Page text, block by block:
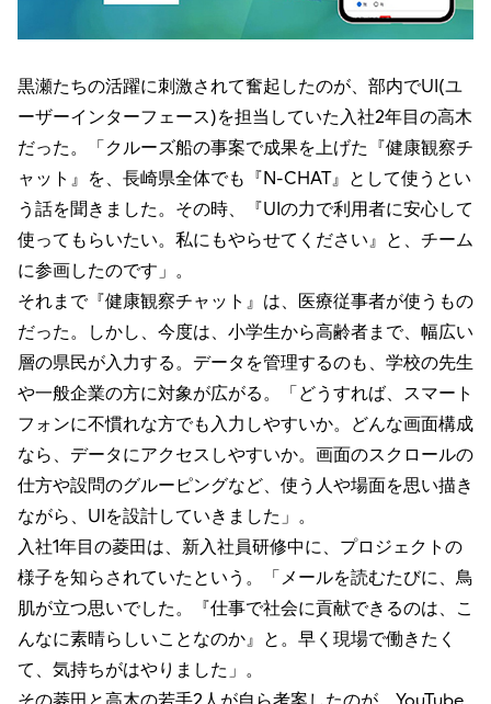
黒瀬たちの活躍に刺激されて奮起したのが、部内でUI(ユ
ーザーインターフェース)を担当していた入社2年目の高木
だった。「クルーズ船の事案で成果を上げた『健康観察チ
ャット』を、長崎県全体でも『N-CHAT』として使うとい
う話を聞きました。その時、『UIの力で利用者に安心して
使ってもらいたい。私にもやらせてください』と、チーム
に参画したのです」。
それまで『健康観察チャット』は、医療従事者が使うもの
だった。しかし、今度は、小学生から高齢者まで、幅広い
層の県民が入力する。データを管理するのも、学校の先生
や一般企業の方に対象が広がる。「どうすれば、スマート
フォンに不慣れな方でも入力しやすいか。どんな画面構成
なら、データにアクセスしやすいか。画面のスクロールの
仕方や設問のグルーピングなど、使う人や場面を思い描き
ながら、UIを設計していきました」。
入社1年目の菱田は、新入社員研修中に、プロジェクトの
様子を知らされていたという。「メールを読むたびに、鳥
肌が立つ思いでした。『仕事で社会に貢献できるのは、こ
んなに素晴らしいことなのか』と。早く現場で働きたく
て、気持ちがはやりました」。